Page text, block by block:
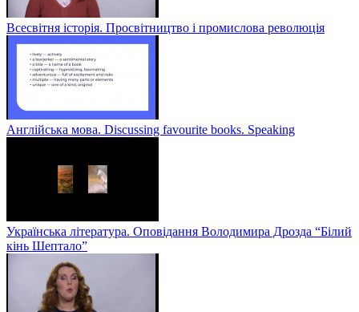
Всесвітня історія. Просвітництво і промислова революція
Англійська мова. Discussing favourite books. Speaking
Українська література. Оповідання Володимира Дрозда “Білий
кінь Шептало”